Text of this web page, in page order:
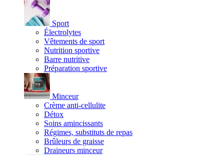
Sport
Électrolytes
Vêtements de sport
Nutrition sportive
Barre nutritive
Préparation sportive
Minceur
Crème anti-cellulite
Détox
Soins amincissants
Régimes, substituts de repas
Brûleurs de graisse
Draineurs minceur